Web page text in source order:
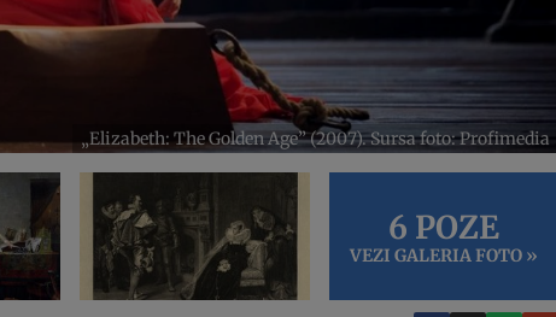
„Elizabeth: The Golden Age” (2007). Sursa foto: Profimedia
6 POZE
VEZI GALERIA FOTO »